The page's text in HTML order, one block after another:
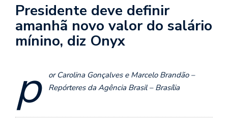
Presidente deve definir
amanhã novo valor do salário
mínino, diz Onyx
p
or Carolina Gonçalves e Marcelo Brandão –
Repórteres da Agência Brasil – Brasília